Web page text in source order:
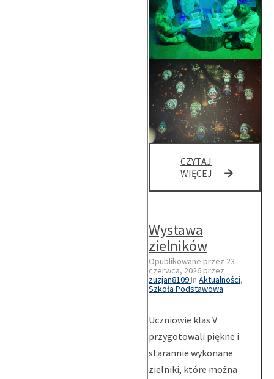
CZYTAJ
WIĘCEJ PÓŁKOLONIE
Wystawa
zielników
Opublikowane przez 23
czerwca, 2026 przez
zuzjan8109 In Aktualności,
Szkoła Podstawowa
Uczniowie klas V
przygotowali piękne i
starannie wykonane
zielniki, które można